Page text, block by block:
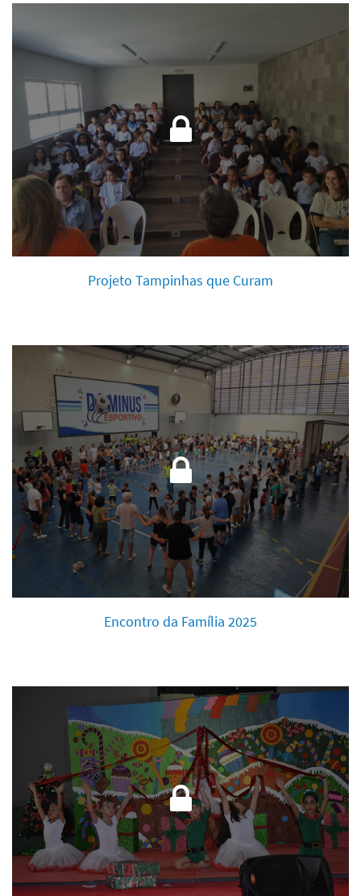
Projeto Tampinhas que Curam
Encontro da Família 2025